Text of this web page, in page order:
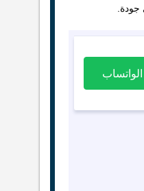
جودة.